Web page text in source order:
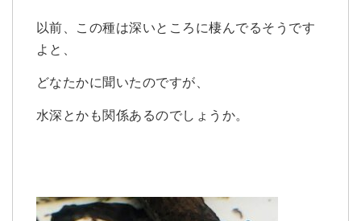
以前、この種は深いところに棲んでるそうです
よと、
どなたかに聞いたのですが、
水深とかも関係あるのでしょうか。